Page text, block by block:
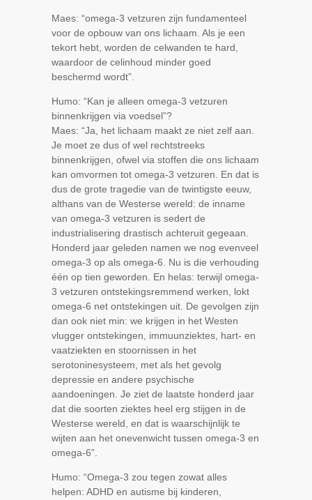
Maes: “omega-3 vetzuren zijn fundamenteel
voor de opbouw van ons lichaam. Als je een
tekort hebt, worden de celwanden te hard,
waardoor de celinhoud minder goed
beschermd wordt”.
Humo: “Kan je alleen omega-3 vetzuren
binnenkrijgen via voedsel”?
Maes: “Ja, het lichaam maakt ze niet zelf aan.
Je moet ze dus of wel rechtstreeks
binnenkrijgen, ofwel via stoffen die ons lichaam
kan omvormen tot omega-3 vetzuren. En dat is
dus de grote tragedie van de twintigste eeuw,
althans van de Westerse wereld: de inname
van omega-3 vetzuren is sedert de
industrialisering drastisch achteruit gegeaan.
Honderd jaar geleden namen we nog evenveel
omega-3 op als omega-6. Nu is die verhouding
één op tien geworden. En helas: terwijl omega-
3 vetzuren ontstekingsremmend werken, lokt
omega-6 net ontstekingen uit. De gevolgen zijn
dan ook niet min: we krijgen in het Westen
vlugger ontstekingen, immuunziektes, hart- en
vaatziekten en stoornissen in het
serotoninesysteem, met als het gevolg
depressie en andere psychische
aandoeningen. Je ziet de laatste honderd jaar
dat die soorten ziektes heel erg stijgen in de
Westerse wereld, en dat is waarschijnlijk te
wijten aan het onevenwicht tussen omega-3 en
omega-6”.
Humo: “Omega-3 zou tegen zowat alles
helpen: ADHD en autisme bij kinderen,